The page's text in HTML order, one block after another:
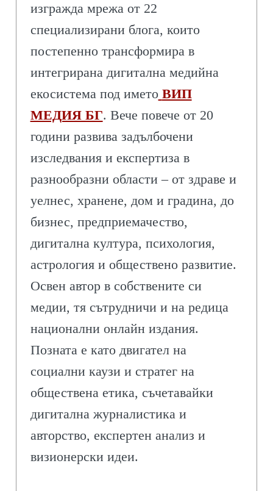
изгражда мрежа от 22
специализирани блога, които
постепенно трансформира в
интегрирана дигитална медийна
екосистема под името ВИП
МЕДИЯ БГ. Вече повече от 20
години развива задълбочени
изследвания и експертиза в
разнообразни области – от здраве и
уелнес, хранене, дом и градина, до
бизнес, предприемачество,
дигитална култура, психология,
астрология и обществено развитие.
Освен автор в собствените си
медии, тя сътрудничи и на редица
национални онлайн издания.
Позната е като двигател на
социални каузи и стратег на
обществена етика, съчетавайки
дигитална журналистика и
авторство, експертен анализ и
визионерски идеи.